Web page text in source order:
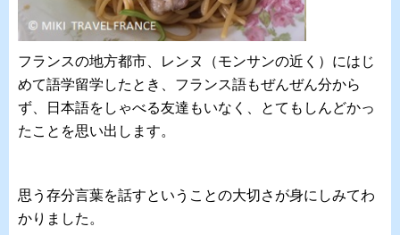
フランスの地方都市、レンヌ（モンサンの近く）にはじ
めて語学留学したとき、フランス語もぜんぜん分から
ず、日本語をしゃべる友達もいなく、とてもしんどかっ
たことを思い出します。
思う存分言葉を話すということの大切さが身にしみてわ
かりました。